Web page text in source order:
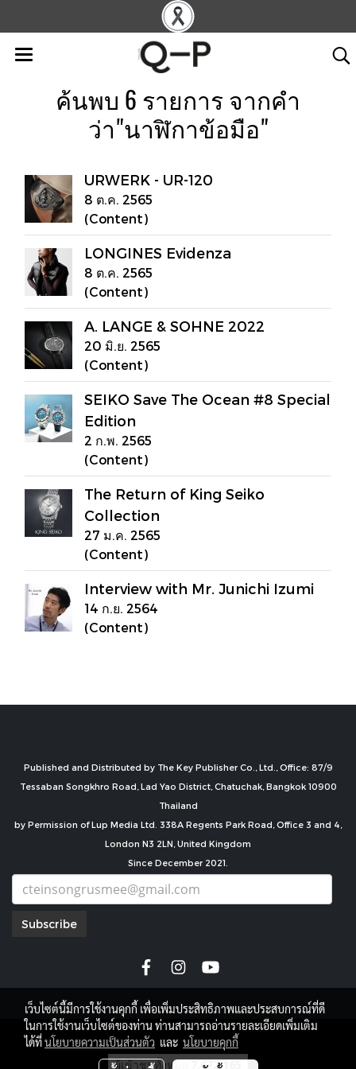
ค้นพบ 6 รายการ จากคำ
ว่า"นาฬิกาข้อมือ"
URWERK - UR-120
8 ต.ค. 2565
(Content)
LONGINES Evidenza
8 ต.ค. 2565
(Content)
A. LANGE & SOHNE 2022
20 มิ.ย. 2565
(Content)
SEIKO Save The Ocean #8 Special
Edition
2 ก.พ. 2565
(Content)
The Return of King Seiko
Collection
27 ม.ค. 2565
(Content)
Interview with Mr. Junichi Izumi
14 ก.ย. 2564
(Content)
Published and Distributed by The Key Publisher Co., Ltd., Office: 87/9
Tessaban Songkhro Road, Lad Yao District, Chatuchak, Bangkok 10900
Thailand
by Permission of Lup Media Ltd. 338A Regents Park Road, Office 3 and 4,
London N3 2LN, United Kingdom
Since December 2021.
Subscribe
copyright by
ผู้เข้าชมวันนี้
1
เว็บไซต์นี้มีการใช้งานคุกกี้ เพื่อเพิ่มประสิทธิภาพและประสบการณ์ที่ดี
ในการใช้งานเว็บไซต์ของท่าน ท่านสามารถอ่านรายละเอียดเพิ่มเติม
ได้ที่นโยบายความเป็นส่วนตัว และ นโยบายคุกกี้